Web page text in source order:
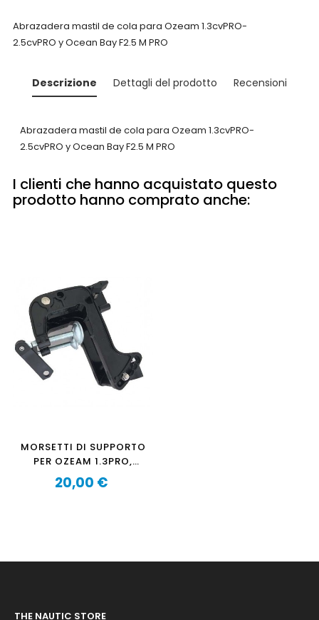
Abrazadera mastil de cola para Ozeam 1.3cvPRO-
2.5cvPRO y Ocean Bay F2.5 M PRO
Descrizione Dettagli del prodotto Recensioni
Abrazadera mastil de cola para Ozeam 1.3cvPRO-
2.5cvPRO y Ocean Bay F2.5 M PRO
I clienti che hanno acquistato questo
prodotto hanno comprato anche:
MORSETTI DI SUPPORTO
PER OZEAM 1.3PRO,
2.5PRO Y 5.5CV
Prezzo
20,00 €
THE NAUTIC STORE